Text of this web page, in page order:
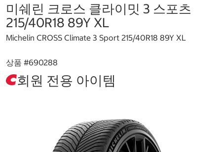
미쉐린 크로스 클라이밋 3 스포츠
215/40R18 89Y XL
Michelin CROSS Climate 3 Sport 215/40R18 89Y XL
상품 #690288
회원 전용 아이템